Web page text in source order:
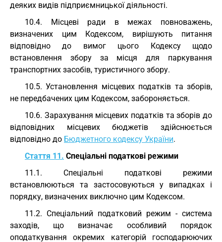
деяких видів підприємницької діяльності.
10.4. Місцеві ради в межах повноважень,
визначених цим Кодексом, вирішують питання
відповідно до вимог цього Кодексу щодо
встановлення збору за місця для паркування
транспортних засобів, туристичного збору.
10.5. Установлення місцевих податків та зборів,
не передбачених цим Кодексом, забороняється.
10.6. Зарахування місцевих податків та зборів до
відповідних місцевих бюджетів здійснюється
відповідно до Бюджетного кодексу України.
Стаття 11. Спеціальні податкові режими
11.1. Спеціальні податкові режими
встановлюються та застосовуються у випадках і
порядку, визначених виключно цим Кодексом.
11.2. Спеціальний податковий режим - система
заходів, що визначає особливий порядок
оподаткування окремих категорій господарюючих